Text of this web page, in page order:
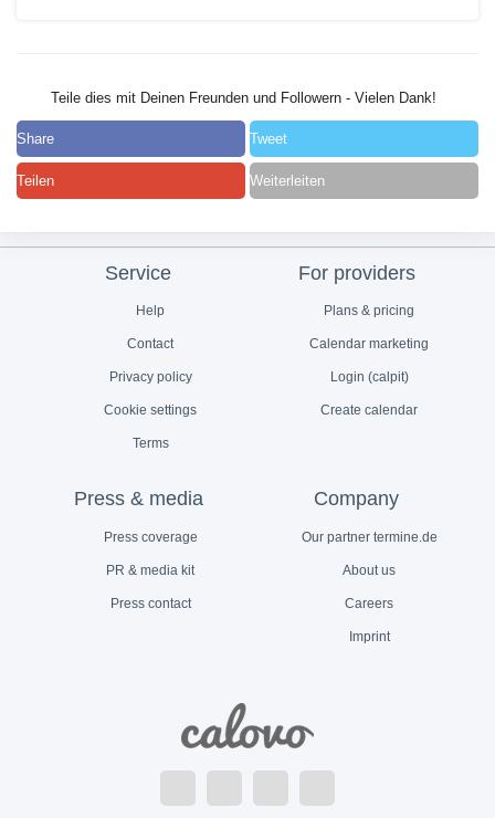
Teile dies mit Deinen Freunden und Followern - Vielen Dank!
Share Tweet
Teilen Weiterleiten
Service
Help
Contact
Privacy policy
Cookie settings
Terms
For providers
Plans & pricing
Calendar marketing
Login (calpit)
Create calendar
Press & media
Press coverage
PR & media kit
Press contact
Company
Our partner termine.de
About us
Careers
Imprint